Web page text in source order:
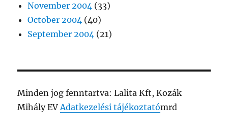
November 2004 (33)
October 2004 (40)
September 2004 (21)
Minden jog fenntartva: Lalita Kft, Kozák
Mihály EVAdatkezelési tájékoztatómrd